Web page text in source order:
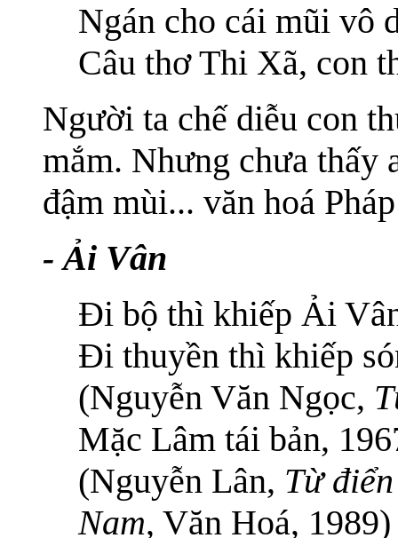
Ngán cho cái mũi vô
Câu thơ Thi Xã, con
Người ta chế diễu con
mắm. Nhưng chưa thấy
đậm mùi... văn hoá
- Ải Vân
Đi bộ thì khiếp Ải
Đi thuyền thì khiếp
(Nguyễn Văn Ngọc,
Mặc Lâm tái bản,
(Nguyễn Lân, Từ
Nam, Văn Hoá, 1989)